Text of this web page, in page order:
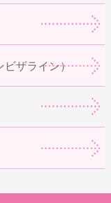
ビザライン）